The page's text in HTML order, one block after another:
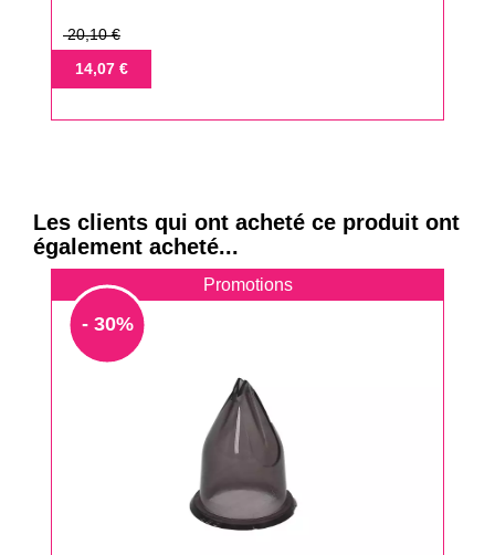
Prix
base
20,10 €
Prix14,07 €
Les clients qui ont acheté ce produit ont
également acheté...
Promotions
- 30%